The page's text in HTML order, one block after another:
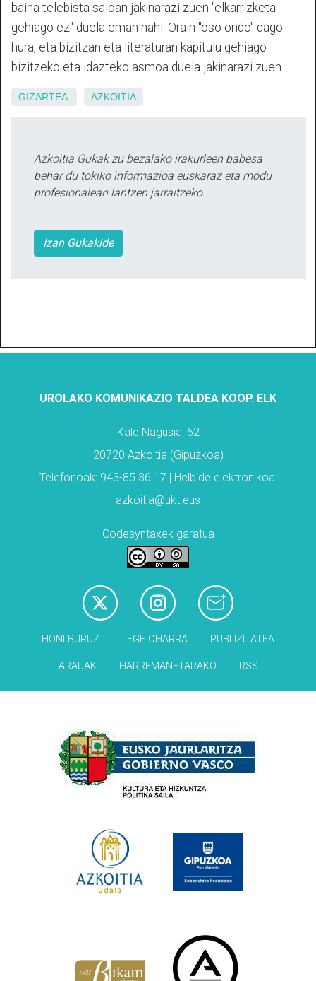
baina telebista saioan jakinarazi zuen "elkarrizketa
gehiago ez" duela eman nahi. Orain "oso ondo" dago
hura, eta bizitzan eta literaturan kapitulu gehiago
bizitzeko eta idazteko asmoa duela jakinarazi zuen.
GIZARTEA AZKOITIA
Azkoitia Gukak zu bezalako irakurleen babesa
behar du tokiko informazioa euskaraz eta modu
profesionalean lantzen jarraitzeko.
Izan Gukakide
UROLAKO KOMUNIKAZIO TALDEA KOOP. ELK
Kale Nagusia, 62
20720 Azkoitia (Gipuzkoa)
Telefonoak: 943-85 36 17 | Helbide elektronikoa:
azkoitia@ukt.eus
Codesyntaxek garatua
HONI BURUZ LEGE OHARRA PUBLIZITATEA
ARAUAK HARREMANETARAKO RSS